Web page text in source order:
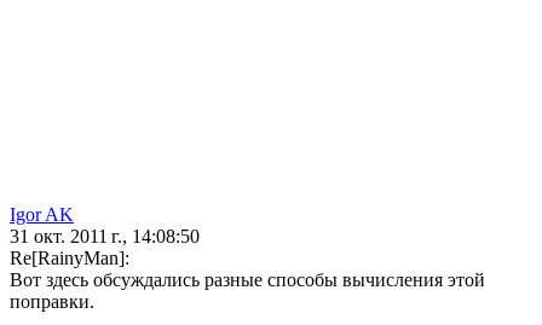
Igor AK
31 окт. 2011 г., 14:08:50
Re[RainyMan]:
Вот здесь обсуждались разные способы вычисления этой
поправки.